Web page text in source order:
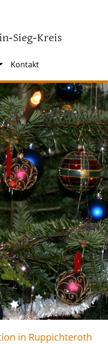
Sieg-Kreis
Kontakt
in Ruppichteroth